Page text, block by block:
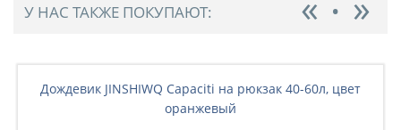
У НАС ТАКЖЕ ПОКУПАЮТ:
Дождевик JINSHIWQ Capaciti на рюкзак 40-60л, цвет
оранжевый